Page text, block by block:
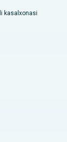
kasalxonasi